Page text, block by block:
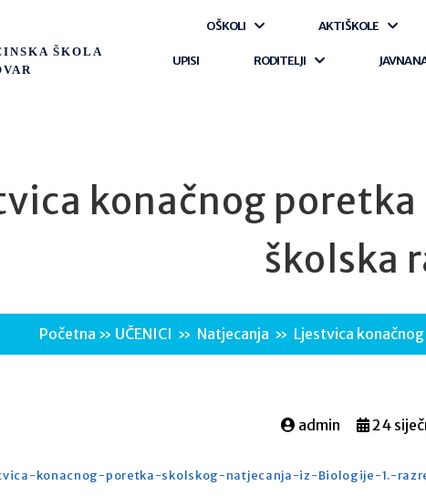
ŠKOLA
O ŠKOLI AKTI ŠKOLE
UPISI RODITELJI JAVNA
konačnog
školska
Početna » UČENICI » Natjecanja » Ljestvica
admin 24
konacnog-poretka-skolskog-natjecanja-iz-Biologije-1.-